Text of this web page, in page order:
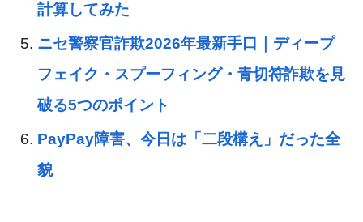
計算してみた
ニセ警察官詐欺2026年最新手口｜ディープ
フェイク・スプーフィング・青切符詐欺を見
破る5つのポイント
PayPay障害、今日は「二段構え」だった全
貌